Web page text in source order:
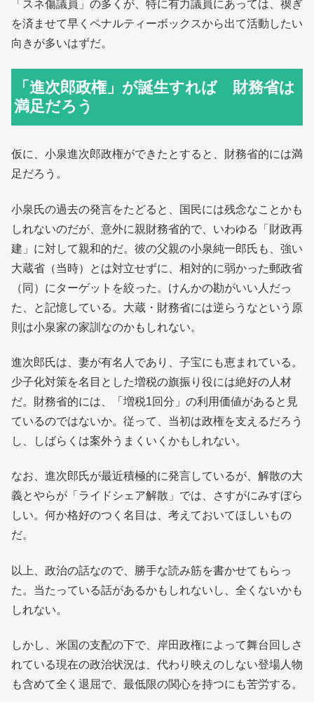
「スネ傷議員」の多くが、特に有力議員にあっては、禊ぎ
を済ませて早くペナルティーボックスから出て活動したい
向きが多いはずだ。
「進次郎政権」が誕生すれば 財務省は
満足だろう
仮に、小泉進次郎政権ができたとすると、財務省的には満
足だろう。
小泉氏の過去の発言をたどると、国民には残念なことかも
しれないのだが、意外に親財務省的で、いわゆる「財政再
建」に対して親和的だ。彼の父親の小泉純一郎氏も、強い
大蔵省（当時）とは対立せずに、相対的に弱かった郵政省
（同）にターゲットを絞った。けんかの勘がいい人だっ
た、と記憶している。大蔵・財務省には逆らうなという原
則は小泉家の家訓なのかもしれない。
進次郎氏は、妻が有名人であり、子宝にも恵まれている。
少子化対策を名目とした増税の旗振り役には絶好の人材
だ。財務省的には、「増税1回分」の利用価値があると見
ているのではないか。従って、当初は政権を支えるだろう
し、しばらくは案外うまくいくかもしれない。
なお、進次郎氏が最近積極的に発言しているが、解散の大
義とやらが「ライドシェア解散」では、さすがにみすぼら
しい。何か格好のつく名目は、考えておいてほしいもの
だ。
以上、政治の話なので、勝手な読み筋を書かせてもらっ
た。当たっている話があるかもしれないし、全くないかも
しれない。
しかし、米国の支配の下で、岸田政権によって舞台回しさ
れている現在の政治状況は、代わり映えのしない登場人物
も含めて全く退屈で、最低限の関心を持つにも苦労する。